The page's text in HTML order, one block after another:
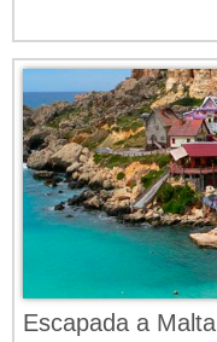
Escapada a Malta